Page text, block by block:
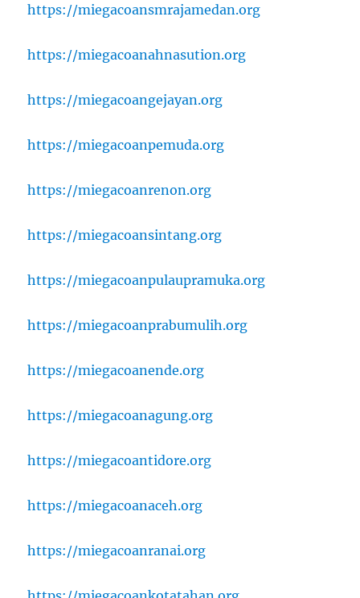
https://miegacoansmrajamedan.org
https://miegacoanahnasution.org
https://miegacoangejayan.org
https://miegacoanpemuda.org
https://miegacoanrenon.org
https://miegacoansintang.org
https://miegacoanpulaupramuka.org
https://miegacoanprabumulih.org
https://miegacoanende.org
https://miegacoanagung.org
https://miegacoantidore.org
https://miegacoanaceh.org
https://miegacoanranai.org